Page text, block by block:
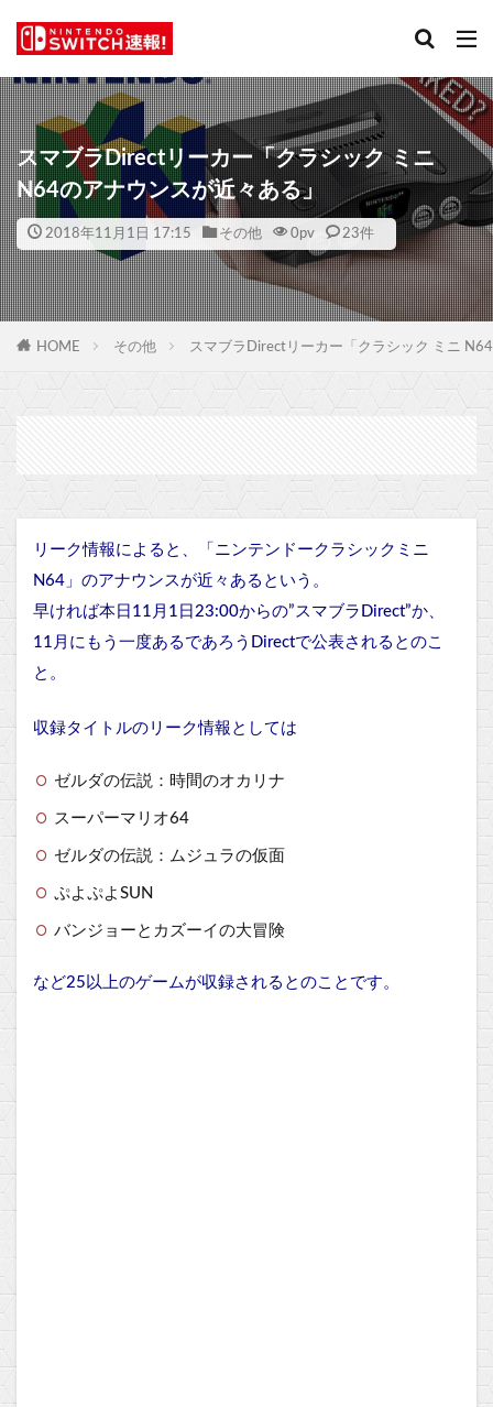
スマブラDirectリーカー「クラシック ミニ
N64のアナウンスが近々ある」
2018年11月1日 17:15 その他 0pv 23件
HOME その他 スマブラDirectリーカー「クラシック ミニ
リーク情報によると、「ニンテンドークラシックミニ
N64」のアナウンスが近々あるという。
早ければ本日11月1日23:00からの”スマブラDirect”か、
11月にもう一度あるであろうDirectで公表されるとのこ
と。
収録タイトルのリーク情報としては
ゼルダの伝説：時間のオカリナ
スーパーマリオ64
ゼルダの伝説： ムジュラの仮面
ぷよぷよSUN
バンジョーとカズーイの大冒険
など25以上のゲームが収録されるとのことです。